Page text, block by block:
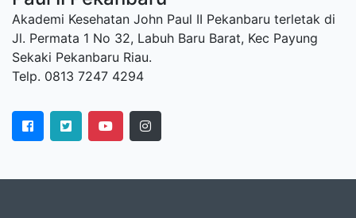
Akademi Kesehatan John Paul II Pekanbaru terletak di
Jl. Permata 1 No 32, Labuh Baru Barat, Kec Payung
Sekaki Pekanbaru Riau.
Telp. 0813 7247 4294